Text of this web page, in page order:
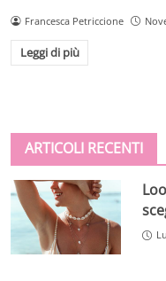
Francesca Petriccione
Leggi di più
ARTICOLI RECENTI